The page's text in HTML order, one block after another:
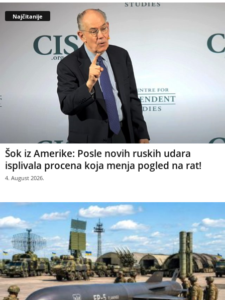
Najčitanije
Šok iz Amerike: Posle novih ruskih udara
isplivala procena koja menja pogled na rat!
4. August 2026.